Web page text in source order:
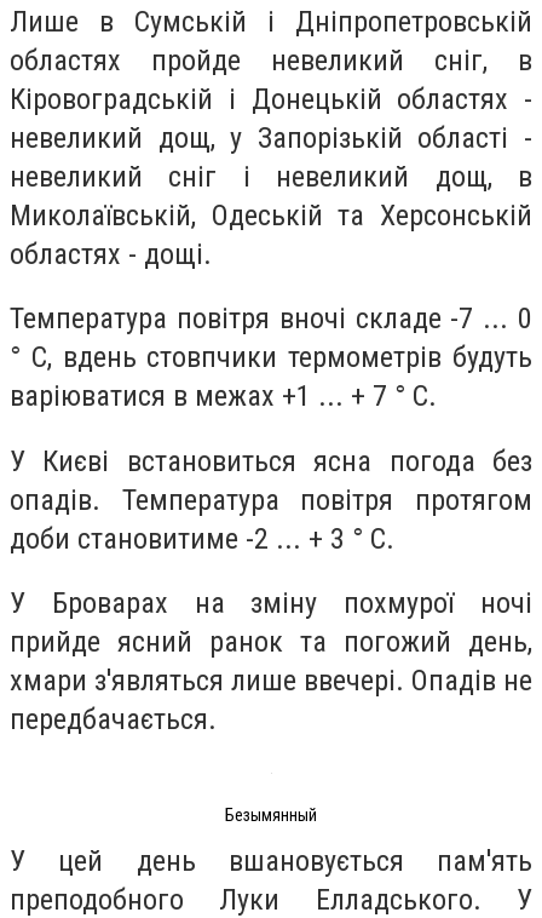
Лише в Сумській і Дніпропетровській
областях пройде невеликий сніг, в
Кіровоградській і Донецькій областях -
невеликий дощ, у Запорізькій області -
невеликий сніг і невеликий дощ, в
Миколаївській, Одеській та Херсонській
областях - дощі.
Температура повітря вночі складе -7 ... 0
° С, вдень стовпчики термометрів будуть
варіюватися в межах +1 ... + 7 ° С.
У Києві встановиться ясна погода без
опадів. Температура повітря протягом
доби становитиме -2 ... + 3 ° С.
У Броварах на зміну похмурої ночі
прийде ясний ранок та погожий день,
хмари з'являться лише ввечері. Опадів не
передбачається.
Безымянный
У цей день вшановується пам'ять
преподобного Луки Елладського. У